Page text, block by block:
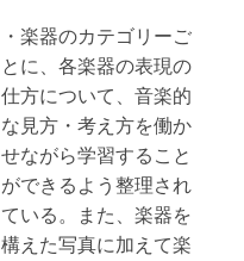
・楽器のカテゴリーご
とに、各楽器の表現の
仕方について、音楽的
な見方・考え方を働か
せながら学習すること
ができるよう整理され
ている。また、楽器を
構えた写真に加えて楽